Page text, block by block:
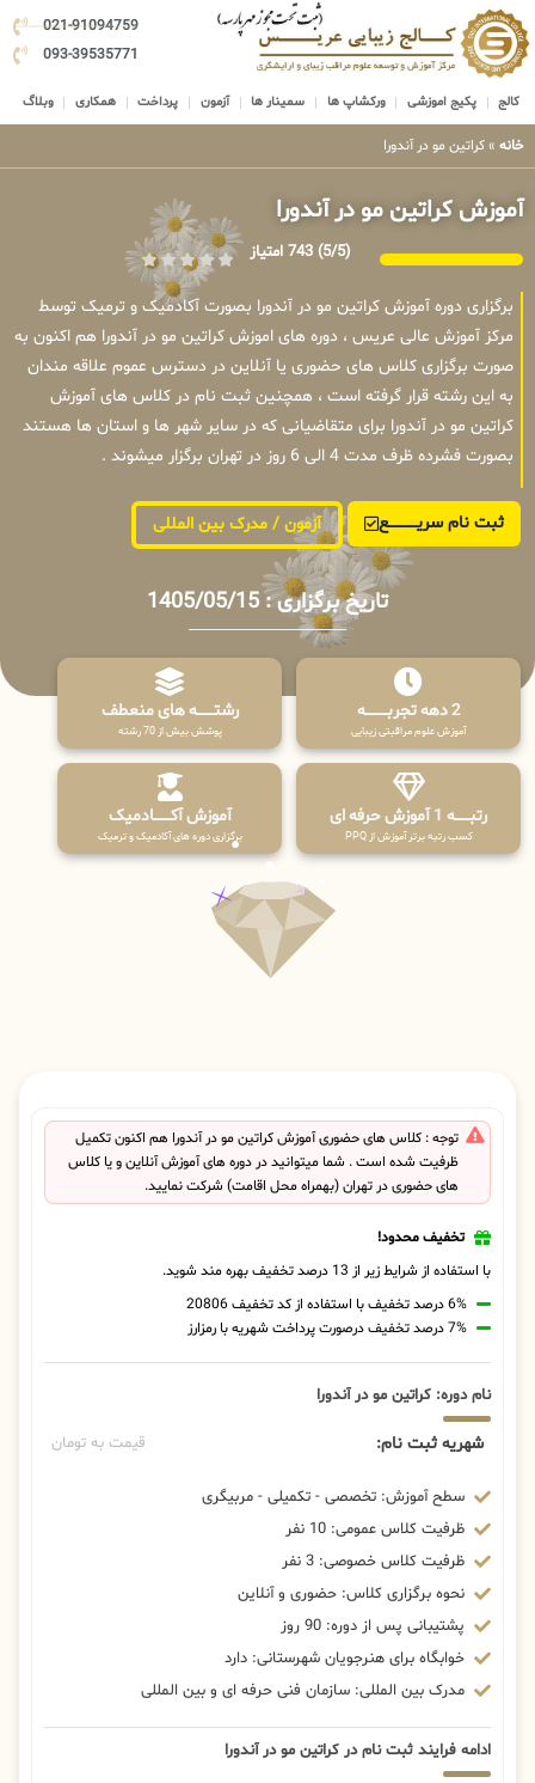
021-91094759
093-39535771
کالج پکیج اموزشی ورکشاپ ها سمینار ها آزمون پرداخت همکاری وبلاگ
خانه » کراتین مو در آندورا
آموزش کراتین مو در آندورا
(5/5) 743 امتیاز
برگزاری دوره آموزش کراتین مو در آندورا بصورت آکادمیک و ترمیک توسط
مرکز آموزش عالی عریس ، دوره های اموزش کراتین مو در آندورا هم اکنون به
صورت برگزاری کلاس های حضوری یا آنلاین در دسترس عموم علاقه مندان
به این رشته قرار گرفته است ، همچنین ثبت نام در کلاس های آموزش
کراتین مو در آندورا برای متقاضیانی که در سایر شهر ها و استان ها هستند
بصورت فشرده ظرف مدت 4 الی 6 روز در تهران برگزار میشوند .
ثبت نام سریــــــــــــع آزمون / مدرک بین المللی
تاریخ برگزاری : 1405/05/15
2 دهه تجربـــــــــه
آموزش علوم مراقبتی زیبایی
رشتـــــــه های منعطف
پوشش بیش از 70 رشته
رتبــــــه 1 آموزش حرفه ای
کسب رتبه برتر آموزش از PPQ
آموزش آکـــــــادمیک
برگزاری دوره های آکادمیک و ترمیک
توجه : کلاس های حضوری آموزش کراتین مو در آندورا هم اکنون تکمیل
ظرفیت شده است . شما میتوانید در دوره های آموزش آنلاین و یا کلاس
های حضوری در تهران (بهمراه محل اقامت) شرکت نمایید.
تخفیف محدود!
با استفاده از شرایط زیر از 13 درصد تخفیف بهره مند شوید.
6% درصد تخفیف با استفاده از کد تخفیف 20806
7% درصد تخفیف درصورت پرداخت شهریه با رمزارز
نام دوره: کراتین مو در آندورا
شهریه ثبت نام: قیمت به تومان
سطح آموزش: تخصصی - تکمیلی - مربیگری
ظرفیت کلاس عمومی: 10 نفر
ظرفیت کلاس خصوصی: 3 نفر
نحوه برگزاری کلاس: حضوری و آنلاین
پشتیبانی پس از دوره: 90 روز
خوابگاه برای هنرجویان شهرستانی: دارد
مدرک بین المللی: سازمان فنی حرفه ای و بین المللی
ادامه فرایند ثبت نام در کراتین مو در آندورا